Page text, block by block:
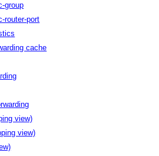
group
router-port
cache
view)
view)